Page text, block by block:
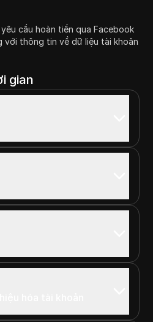
cầu hoàn tiền qua Facebook
với thông tin về dữ liệu tài khoản
gian